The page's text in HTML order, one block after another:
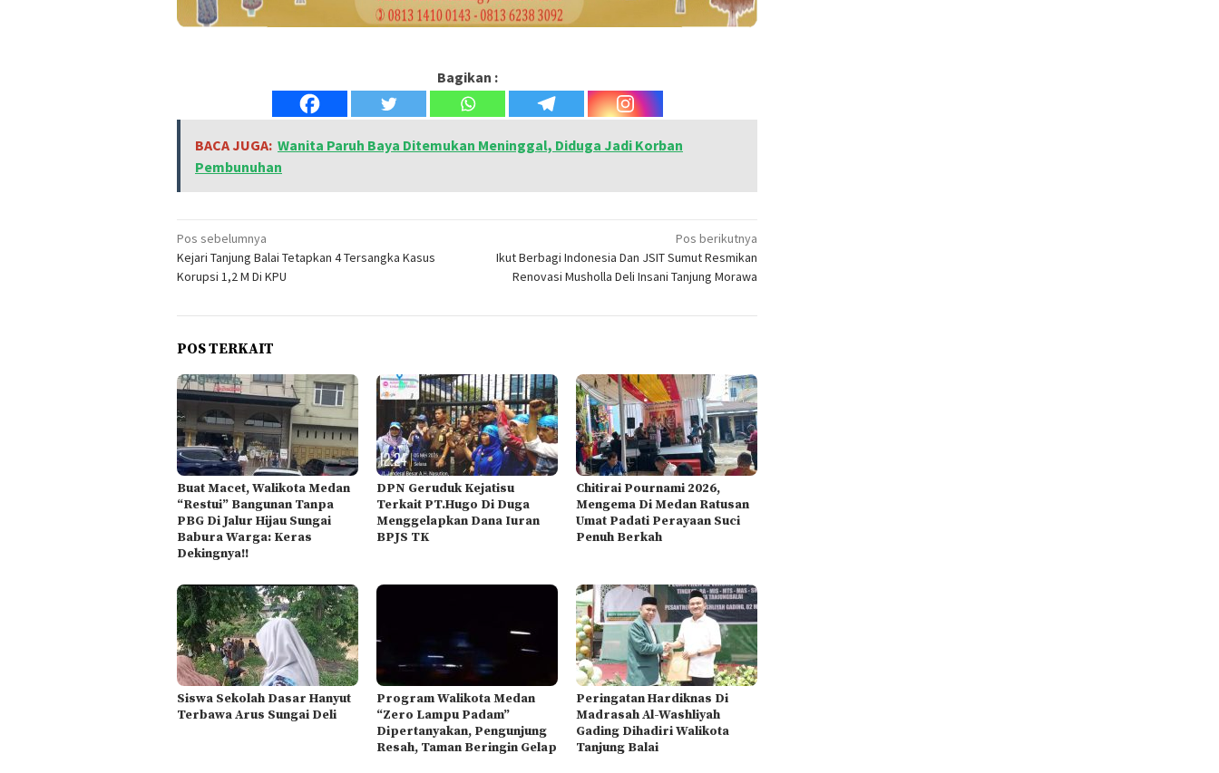
Bagikan :
BACA JUGA: Wanita Paruh Baya Ditemukan Meninggal, Diduga Jadi Korban
Pembunuhan
Navigasi
pos
Pos sebelumnya
Kejari Tanjung Balai Tetapkan 4 Tersangka Kasus
Korupsi 1,2 M Di KPU
Pos berikutnya
Ikut Berbagi Indonesia Dan JSIT Sumut Resmikan
Renovasi Musholla Deli Insani Tanjung Morawa
POS TERKAIT
Buat Macet, Walikota Medan
“Restui” Bangunan Tanpa
PBG Di Jalur Hijau Sungai
Babura Warga: Keras
Dekingnya!!
DPN Geruduk Kejatisu
Terkait PT.Hugo Di Duga
Menggelapkan Dana Iuran
BPJS TK
Chitirai Pournami 2026,
Mengema Di Medan Ratusan
Umat Padati Perayaan Suci
Penuh Berkah
Siswa Sekolah Dasar Hanyut
Terbawa Arus Sungai Deli
Program Walikota Medan
“Zero Lampu Padam”
Dipertanyakan, Pengunjung
Resah, Taman Beringin Gelap
Peringatan Hardiknas Di
Madrasah Al-Washliyah
Gading Dihadiri Walikota
Tanjung Balai